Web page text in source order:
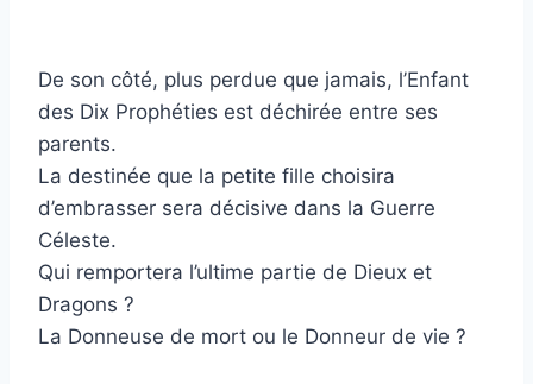
De son côté, plus perdue que jamais, l’Enfant
des Dix Prophéties est déchirée entre ses
parents.
La destinée que la petite fille choisira
d’embrasser sera décisive dans la Guerre
Céleste.
Qui remportera l’ultime partie de Dieux et
Dragons ?
La Donneuse de mort ou le Donneur de vie ?